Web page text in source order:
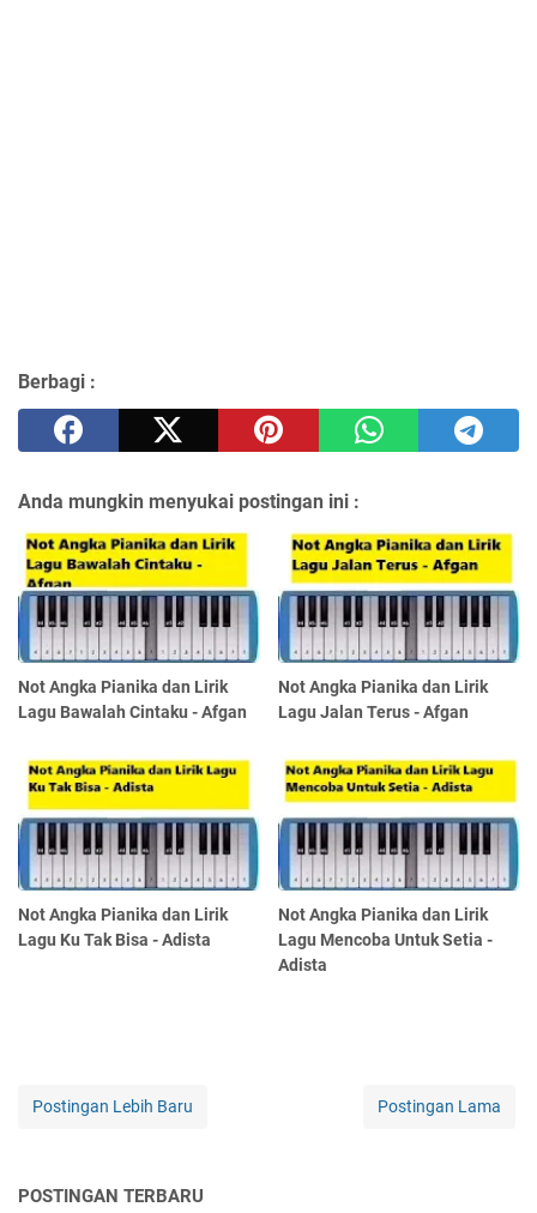
Berbagi :
Anda mungkin menyukai postingan ini :
Not Angka Pianika dan Lirik
Lagu Bawalah Cintaku - Afgan
Not Angka Pianika dan Lirik
Lagu Jalan Terus - Afgan
Not Angka Pianika dan Lirik
Lagu Ku Tak Bisa - Adista
Not Angka Pianika dan Lirik
Lagu Mencoba Untuk Setia -
Adista
Postingan Lebih Baru Postingan Lama
POSTINGAN TERBARU